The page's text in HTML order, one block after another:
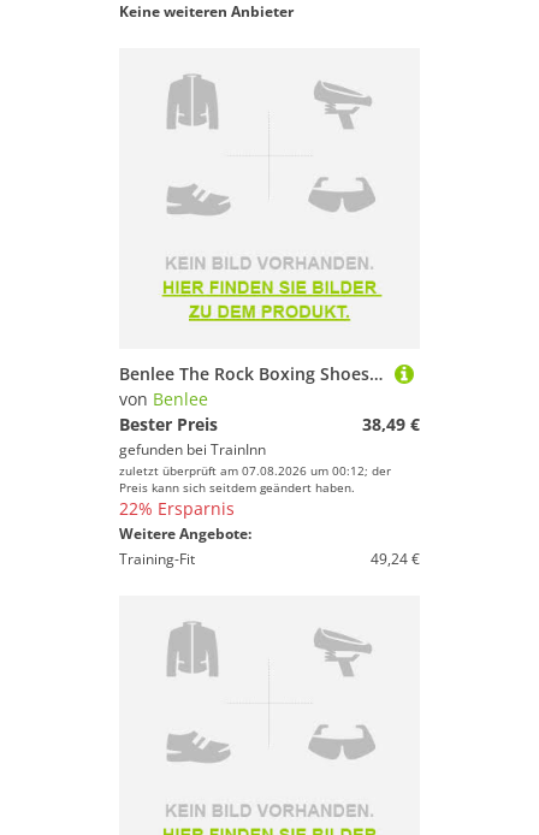
Keine weiteren Anbieter
Benlee The Rock Boxing Shoes Schwarz EU 36
von Benlee
Bester Preis
38,49 €
gefunden bei TrainInn
zuletzt überprüft am 07.08.2026 um 00:12; der
Preis kann sich seitdem geändert haben.
22% Ersparnis
Weitere Angebote:
Training-Fit
49,24 €